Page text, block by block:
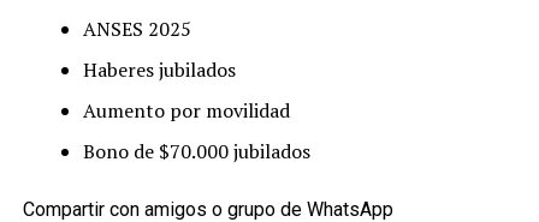
ANSES 2025
Haberes jubilados
Aumento por movilidad
Bono de $70.000 jubilados
Compartir con amigos o grupo de WhatsApp